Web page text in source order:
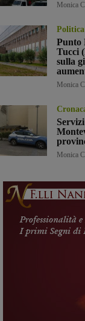
Monica
Politica
Punto
Tucci
sulla
Monica
Monica